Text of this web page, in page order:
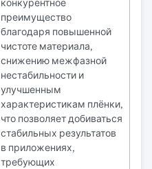
преимущество
благодаря повышенной
чистоте материала,
снижению межфазной
нестабильности и
улучшенным
характеристикам плёнки,
что позволяет добиваться
стабильных результатов
в приложениях,
требующих